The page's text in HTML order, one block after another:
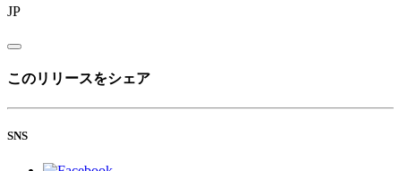
JP
このリリースをシェア
SNS